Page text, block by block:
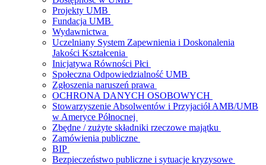
Projekty UMB
Fundacja UMB
Wydawnictwa
Uczelniany System Zapewnienia i Doskonalenia
Jakości Kształcenia
Inicjatywa Równości Płci
Społeczna Odpowiedzialność UMB
Zgłoszenia naruszeń prawa
OCHRONA DANYCH OSOBOWYCH
Stowarzyszenie Absolwentów i Przyjaciół AMB/UMB
w Ameryce Północnej
Zbędne / zużyte składniki rzeczowe majątku
Zamówienia publiczne
BIP
Bezpieczeństwo publiczne i sytuacje kryzysowe